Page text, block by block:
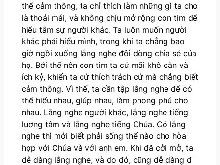
thể cảm thông, ta chỉ thích làm những gì ta cho
là thoải mái, và không chịu mở rộng con tim để
hiểu tâm sự người khác. Ta luôn muốn người
khác phải hiểu mình, trong khi ta chẳng bao
giờ ngồi xuống lắng nghe đôi dòng chia sẻ của
họ. Bởi thế nên con tim ta cứ mãi khô cằn và
ích kỷ, khiến ta cứ thích trách cứ mà chẳng biết
cảm thông. Vì thế, ta cần tập lắng nghe để có
thể hiểu nhau, giúp nhau, làm phong phú cho
nhau. Lắng nghe người khác, lắng nghe tiếng
lương tâm và lắng nghe tiếng Chúa. Có lắng
nghe thì mới biết phải sống thế nào cho hòa
hợp với Chúa và với anh em. Khi đã cởi mở, ta
dễ dàng lắng nghe, và do đó, cũng dễ dàng đi